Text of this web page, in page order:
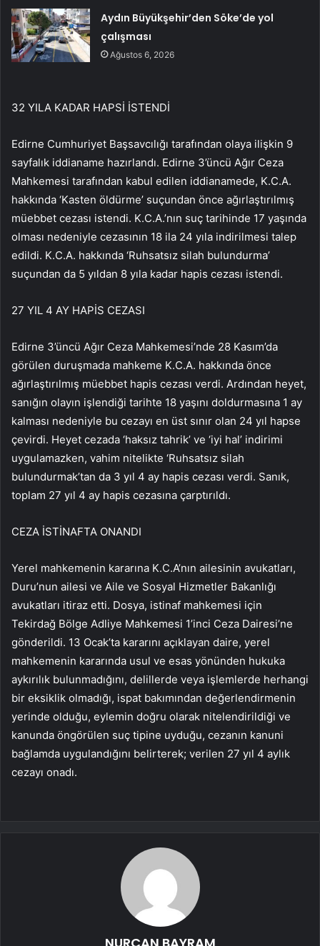
Aydın Büyükşehir’den Söke’de yol
çalışması
Ağustos 6, 2026
32 YILA KADAR HAPSİ İSTENDİ
Edirne Cumhuriyet Başsavcılığı tarafından olaya ilişkin 9
sayfalık iddianame hazırlandı. Edirne 3’üncü Ağır Ceza
Mahkemesi tarafından kabul edilen iddianamede, K.C.A.
hakkında ‘Kasten öldürme’ suçundan önce ağırlaştırılmış
müebbet cezası istendi. K.C.A.’nın suç tarihinde 17 yaşında
olması nedeniyle cezasının 18 ila 24 yıla indirilmesi talep
edildi. K.C.A. hakkında ‘Ruhsatsız silah bulundurma’
suçundan da 5 yıldan 8 yıla kadar hapis cezası istendi.
27 YIL 4 AY HAPİS CEZASI
Edirne 3’üncü Ağır Ceza Mahkemesi’nde 28 Kasım’da
görülen duruşmada mahkeme K.C.A. hakkında önce
ağırlaştırılmış müebbet hapis cezası verdi. Ardından heyet,
sanığın olayın işlendiği tarihte 18 yaşını doldurmasına 1 ay
kalması nedeniyle bu cezayı en üst sınır olan 24 yıl hapse
çevirdi. Heyet cezada ‘haksız tahrik’ ve ‘iyi hal’ indirimi
uygulamazken, vahim nitelikte ‘Ruhsatsız silah
bulundurmak’tan da 3 yıl 4 ay hapis cezası verdi. Sanık,
toplam 27 yıl 4 ay hapis cezasına çarptırıldı.
CEZA İSTİNAFTA ONANDI
Yerel mahkemenin kararına K.C.A’nın ailesinin avukatları,
Duru’nun ailesi ve Aile ve Sosyal Hizmetler Bakanlığı
avukatları itiraz etti. Dosya, istinaf mahkemesi için
Tekirdağ Bölge Adliye Mahkemesi 1’inci Ceza Dairesi’ne
gönderildi. 13 Ocak’ta kararını açıklayan daire, yerel
mahkemenin kararında usul ve esas yönünden hukuka
aykırılık bulunmadığını, delillerde veya işlemlerde herhangi
bir eksiklik olmadığı, ispat bakımından değerlendirmenin
yerinde olduğu, eylemin doğru olarak nitelendirildiği ve
kanunda öngörülen suç tipine uyduğu, cezanın kanuni
bağlamda uygulandığını belirterek; verilen 27 yıl 4 aylık
cezayı onadı.